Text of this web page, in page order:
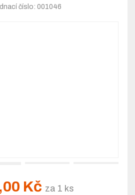
číslo: 001046
Kč za 1 ks